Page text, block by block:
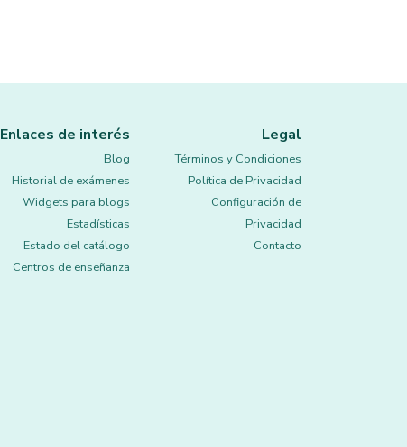
Enlaces de interés
Blog
Historial de exámenes
Widgets para blogs
Estadísticas
Estado del catálogo
Centros de enseñanza
Legal
Términos y Condiciones
Política de Privacidad
Configuración de
Privacidad
Contacto